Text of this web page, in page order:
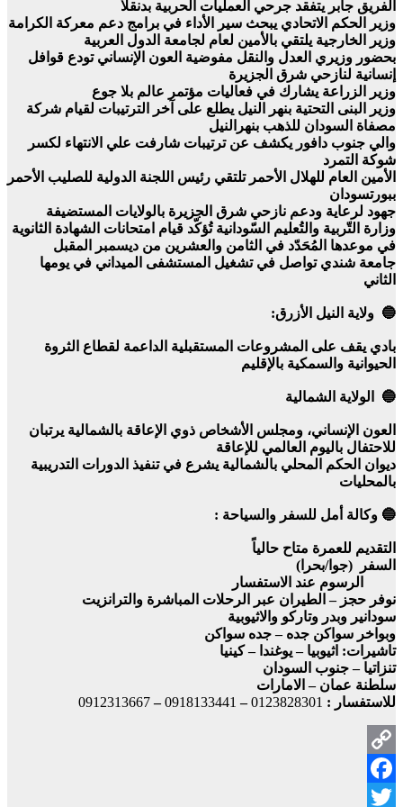
الفريق جابر يتفقد جرحي العمليات الحربية بدنقلا
وزير الحكم الاتحادي يبحث سير الأداء في برامج دعم معركة الكرامة
وزير الخارجية يلتقي بالأمين لعام لجامعة الدول العربية
بحضور وزيري العدل والنقل مفوضية العون الإنساني تودع قوافل
إنسانية لنازحي شرق الجزيرة
وزير الزراعة يشارك في فعاليات مؤتمر عالم بلا جوع
وزير البنى التحتية بنهر النيل يطلع على آخر الترتيبات لقيام شركة
مصفاة السودان للذهب بنهرالنيل
والي جنوب دافور يكشف عن ترتيبات شارفت علي الانتهاء لكسر
شوكة التمرد
الأمين العام للهلال الأحمر تلتقي رئيس اللجنة الدولية للصليب الأحمر
ببورتسودان
جهود لرعاية ودعم نازحي شرق الجزيرة بالولايات المستضيفة
وزارة التّربية والتُعليم السّودانية تُؤكّد قيام امتحانات الشهادة الثانوية
في موعدها المُحَدّد في الثامن والعشرين من ديسمبر المقبل
جامعة شندي تواصل في تشغيل المستشفى الميداني في يومها
الثاني
🔵 ولاية النيل الأزرق:
بادي يقف على المشروعات المستقبلية الداعمة لقطاع الثروة
الحيوانية والسمكية بالإقليم
🔵 الولاية الشمالية
العون الإنساني، ومجلس الأشخاص ذوي الإعاقة بالشمالية يرتبان
للاحتفال باليوم العالمي للإعاقة
ديوان الحكم المحلي بالشمالية يشرع في تنفيذ الدورات التدريبية
بالمحليات
🔵 وكالة أمل للسفر والسياحة :
التقديم للعمرة متاح حالياً
السفر (جوا/بحرا)
الرسوم عند الاستفسار
نوفر حجز – الطيران عبر الرحلات المباشرة والترانزيت
سودانير وبدر وتاركو والاثيوبية
وبواخر سواكن جده – جده سواكن
تاشيرات: اثيوبيا – يوغندا – كينيا
تنزاتيا – جنوب السودان
سلطنة عمان – الامارات
للاستفسار : 0123828301
–
0918133441
–
0912313667
Copy
Link
Facebook